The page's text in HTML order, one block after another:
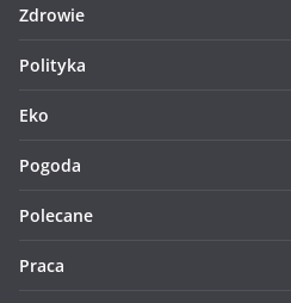
Zdrowie
Polityka
Eko
Pogoda
Polecane
Praca